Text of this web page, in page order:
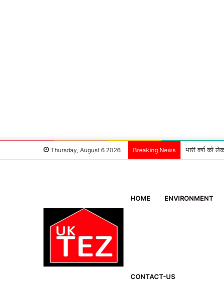
Thursday, August 6 2026 Breaking News भारी वर्षा को
HOME ENVIRONMENT
CONTACT-US